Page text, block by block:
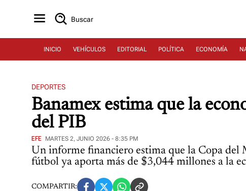
Buscar
INICIO VEHÍCULOS EDITORIAL POLÍTICA ECONOMÍA
DEPORTES
Banamex estima que la
del PIB
EFE MARTES 2, JUNIO 2026 - 8:35 PM
Un informe financiero estima que la Copa del
fútbol ya aporta más de $3,044 millones a la
COMPARTIR: